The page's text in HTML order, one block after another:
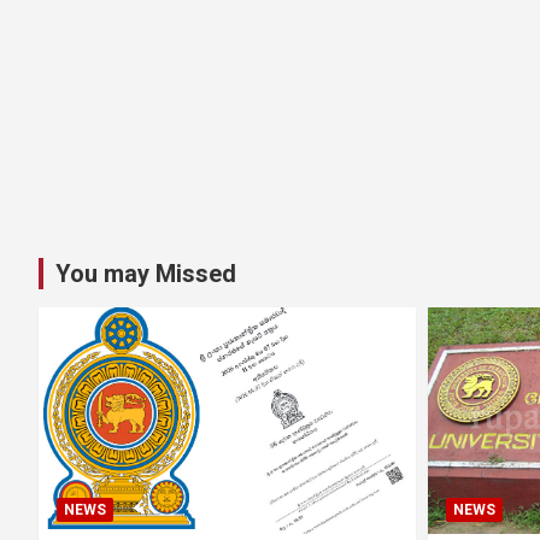
You may Missed
NEWS NEWS